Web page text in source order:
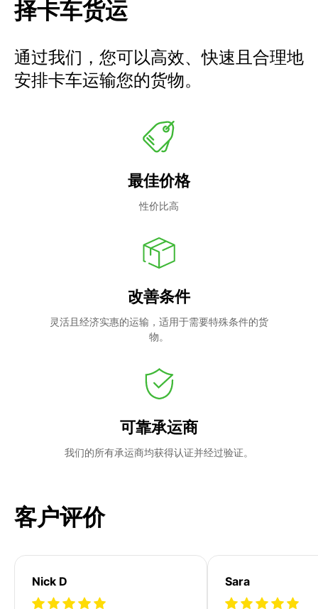
择卡车货运
通过我们，您可以高效、快速且合理地
安排卡车运输您的货物。
最佳价格
性价比高
改善条件
灵活且经济实惠的运输，适用于需要特殊条件的货
物。
可靠承运商
我们的所有承运商均获得认证并经过验证。
客户评价
Nick D Sara